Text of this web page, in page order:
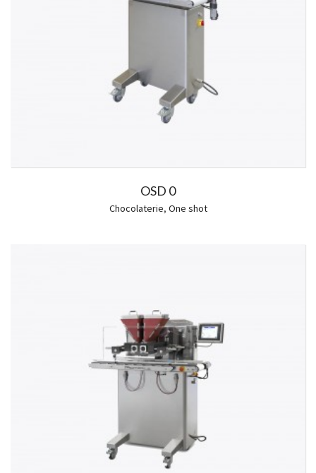
OSD 0
Chocolaterie, One shot